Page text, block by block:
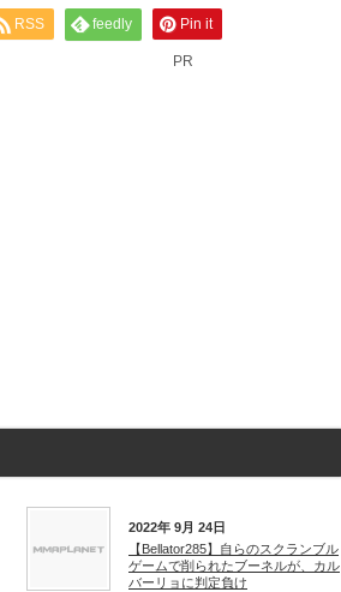
RSS feedly Pin it
PR
2022年 9月 24日
【Bellator285】自らのスクランブル
ゲームで削られたブーネルが、カル
バーリョに判定負け